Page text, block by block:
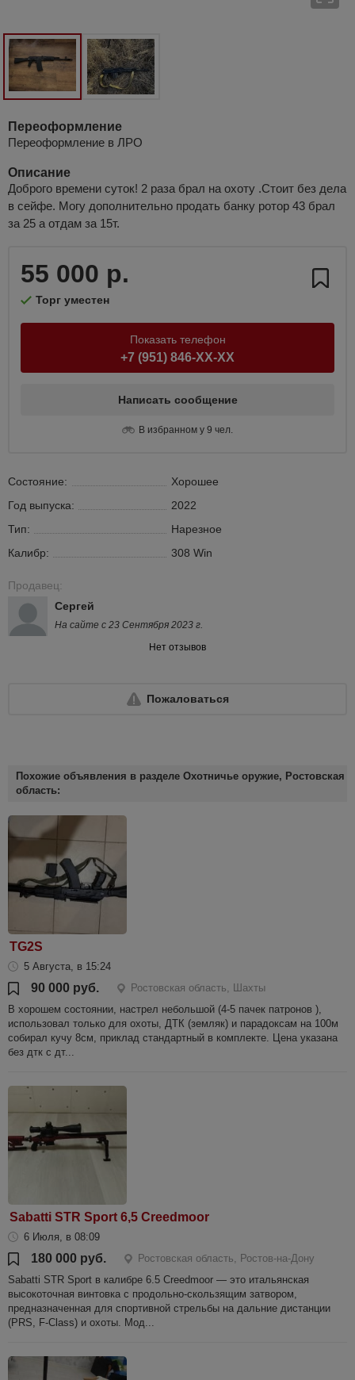
Переоформление
Переоформление в ЛРО
Описание
Доброго времени суток! 2 раза брал на охоту .Стоит без дела
в сейфе. Могу дополнительно продать банку ротор 43 брал
за 25 а отдам за 15т.
55 000 р.
Торг уместен
Показать телефон
+7 (951) 846-XX-XX
Написать сообщение
В избранном у 9 чел.
Состояние:
Хорошее
Год выпуска:
2022
Тип:
Нарезное
Калибр:
308 Win
Продавец:
Сергей
На сайте с 23 Сентября 2023 г.
Нет отзывов
Пожаловаться
Похожие объявления в разделе Охотничье оружие, Ростовская
область:
TG2S
5 Августа, в 15:24
90 000 руб.
Ростовская область, Шахты
В хорошем состоянии, настрел небольшой (4-5 пачек патронов ),
использовал только для охоты, ДТК (земляк) и парадоксам на 100м
собирал кучу 8см, приклад стандартный в комплекте. Цена указана
без дтк с дт...
Sabatti STR Sport 6,5 Creedmoor
6 Июля, в 08:09
180 000 руб.
Ростовская область, Ростов-на-Дону
Sabatti STR Sport в калибре 6.5 Creedmoor — это итальянская
высокоточная винтовка с продольно-скользящим затвором,
предназначенная для спортивной стрельбы на дальние дистанции
(PRS, F-Class) и охоты. Мод...